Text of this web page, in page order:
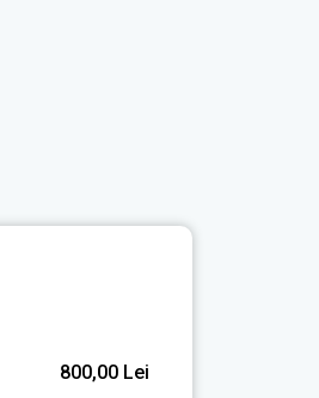
800,00 Lei